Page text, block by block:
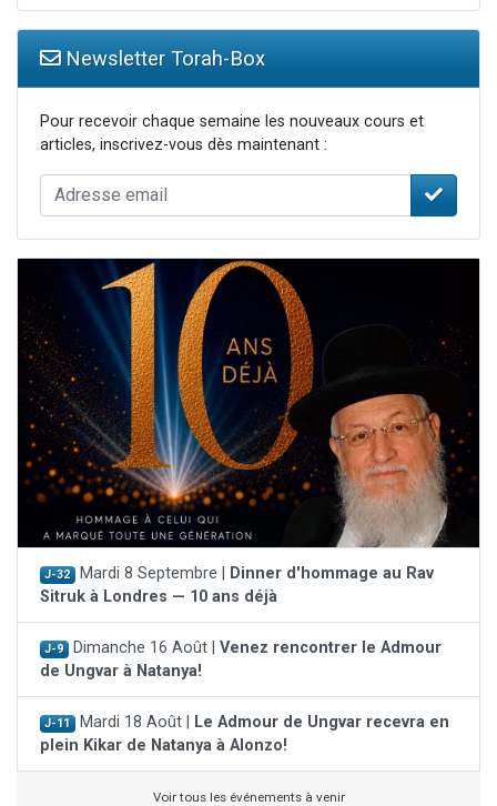
Newsletter Torah-Box
Pour recevoir chaque semaine les nouveaux cours et
articles, inscrivez-vous dès maintenant :
J-32 Mardi 8 Septembre |
Dinner d'hommage au Rav
Sitruk à Londres — 10 ans déjà
J-9 Dimanche 16 Août | Venez rencontrer le Admour
de Ungvar à Natanya!
J-11 Mardi 18 Août |
Le Admour de Ungvar recevra en
plein Kikar de Natanya à Alonzo!
Voir tous les événements à venir